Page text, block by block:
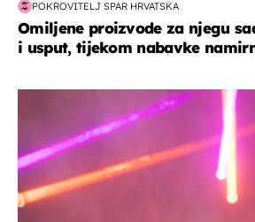
POKROVITELJ SPAR HRVATSKA
Omiljene proizvode za njegu
i usput, tijekom nabavke